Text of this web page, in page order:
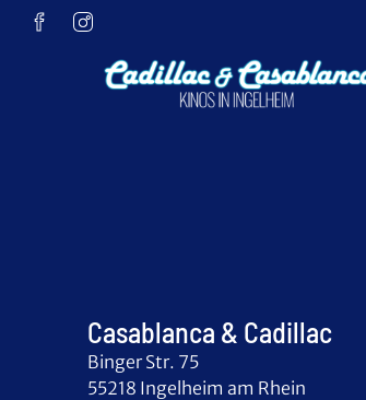
Casablanca & Cadillac
Binger Str. 75
55218 Ingelheim am Rhein